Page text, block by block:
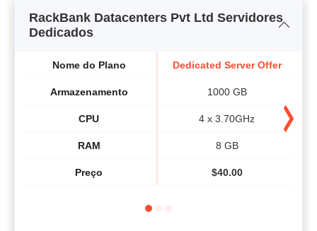
RackBank Datacenters Pvt Ltd Servidores
Dedicados
Nome do Plano
Armazenamento
CPU
RAM
Preço
Dedicated Server Offer
1000 GB
4 x 3.70GHz
8 GB
$40.00